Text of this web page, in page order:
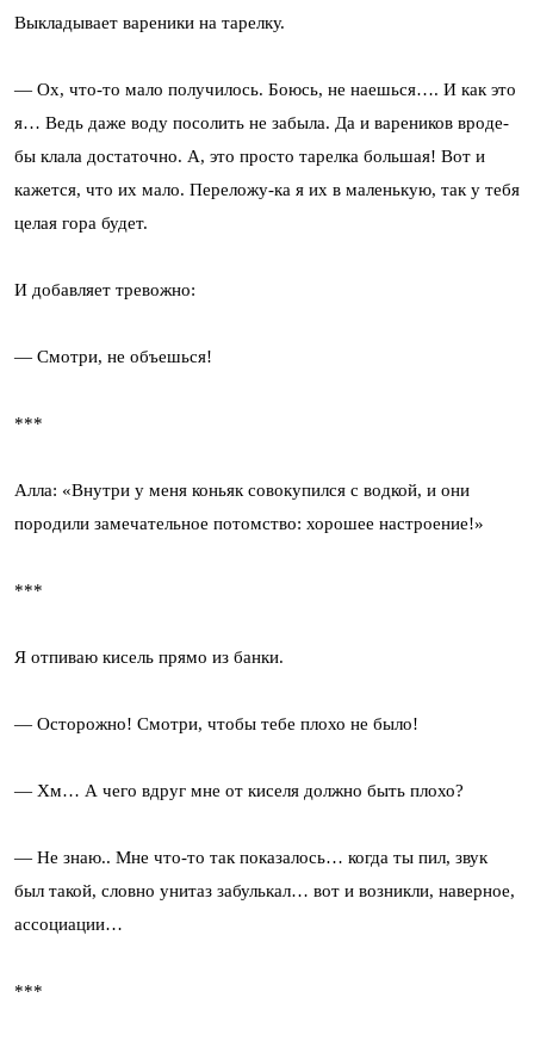
Выкладывает вареники на тарелку.
— Ох, что-то мало получилось. Боюсь, не наешься…. И как это
я… Ведь даже воду посолить не забыла. Да и вареников вроде-
бы клала достаточно. А, это просто тарелка большая! Вот и
кажется, что их мало. Переложу-ка я их в маленькую, так у тебя
целая гора будет.
И добавляет тревожно:
— Смотри, не объешься!
***
Алла: «Внутри у меня коньяк совокупился с водкой, и они
породили замечательное потомство: хорошее настроение!»
***
Я отпиваю кисель прямо из банки.
— Осторожно! Смотри, чтобы тебе плохо не было!
— Хм… А чего вдруг мне от киселя должно быть плохо?
— Не знаю.. Мне что-то так показалось… когда ты пил, звук
был такой, словно унитаз забулькал… вот и возникли, наверное,
ассоциации…
***